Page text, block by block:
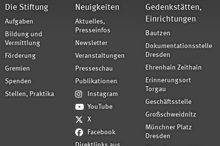
Die Stiftung
Aufgaben
Bildung und
Vermittlung
Förderung
Gremien
Spenden
Stellen, Praktika
Neuigkeiten
Aktuelles,
Presseinfos
Newsletter
Veranstaltungen
Presseschau
Publikationen
Instagram
YouTube
X
Facebook
Gedenkstätten,
Einrichtungen
Bautzen
Dokumentationsstelle
Dresden
Ehrenhain Zeithain
Erinnerungsort
Torgau
Geschäftsstelle
Großschweidnitz
Münchner Platz
Dresden